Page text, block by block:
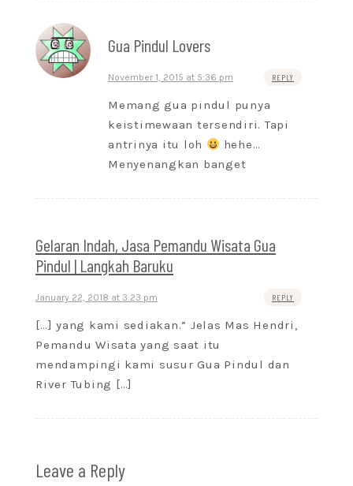
Gua Pindul Lovers
November 1, 2015 at 5:36 pm REPLY
Memang gua pindul punya
keistimewaan tersendiri. Tapi
antrinya itu loh
hehe…
Menyenangkan banget
Gelaran Indah, Jasa Pemandu Wisata Gua
Pindul | Langkah Baruku
January 22, 2018 at 3:23 pm REPLY
[…] yang kami sediakan.” Jelas Mas Hendri,
Pemandu Wisata yang saat itu
mendampingi kami susur Gua Pindul dan
River Tubing […]
Leave a Reply